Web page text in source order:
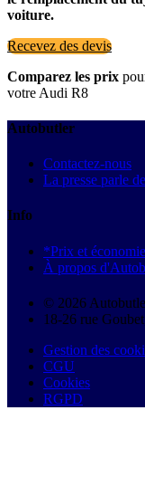
voiture.
Recevez des devis
Comparez les prix
votre Audi R8
Autobutler
Contactez-nous
La presse parle
Info
*Prix et
À propos
© 2026
18-26 rue
Gestion des
CGU
Cookies
RGPD